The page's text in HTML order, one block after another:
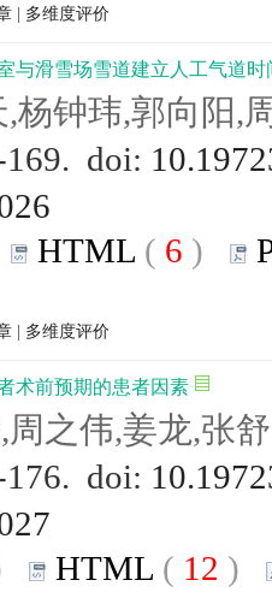
多维度评价
与滑雪场雪道建立人工气道时
杨钟玮,郭向阳,
doi:
HTML ( 6 )
多维度评价
术前预期的患者因素
之伟,姜龙,张
doi:
HTML ( 12 )